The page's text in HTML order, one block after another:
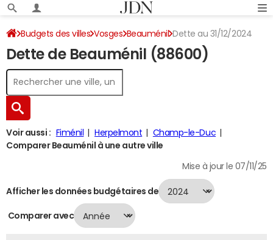
Budgets des villes Vosges Beauménil Dette au 31/12/2024
Dette de Beauménil (88600)
Voir aussi : Fiménil Herpelmont
Champ-le-Duc
Comparer Beauménil à une autre ville
Mise à jour le 07/11/25
Afficher les données budgétaires de
Comparer avec